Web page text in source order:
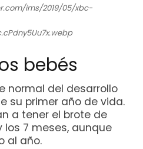
ims/2019/05/xbc-
bebés
normal del desarrollo
su primer año de vida.
a tener el brote de
7 meses, aunque
al año.